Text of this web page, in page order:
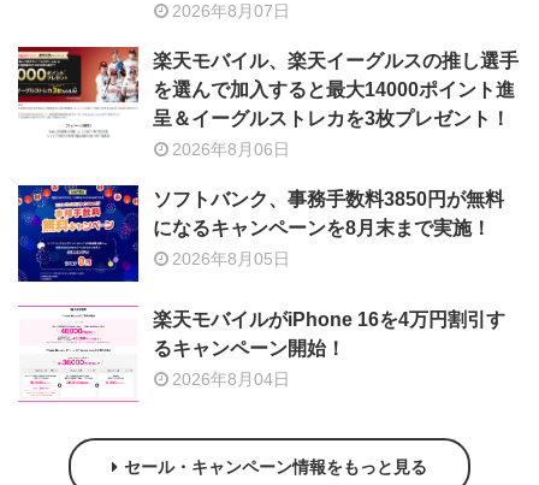
2026年8月07日
楽天モバイル、楽天イーグルスの推し選手
を選んで加入すると最大14000ポイント進
呈＆イーグルストレカを3枚プレゼント！
2026年8月06日
ソフトバンク、事務手数料3850円が無料
になるキャンペーンを8月末まで実施！
2026年8月05日
楽天モバイルがiPhone 16を4万円割引す
るキャンペーン開始！
2026年8月04日
セール・キャンペーン情報をもっと見る